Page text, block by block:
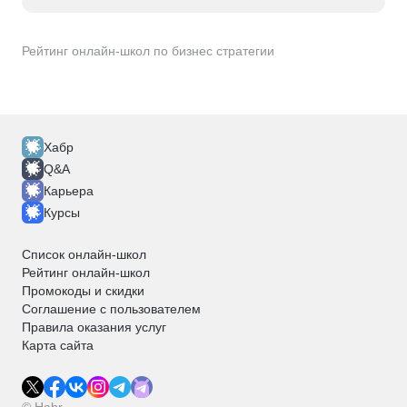
Рейтинг онлайн-школ по бизнес стратегии
Хабр
Q&A
Карьера
Курсы
Список онлайн-школ
Рейтинг онлайн-школ
Промокоды и скидки
Соглашение с пользователем
Правила оказания услуг
Карта сайта